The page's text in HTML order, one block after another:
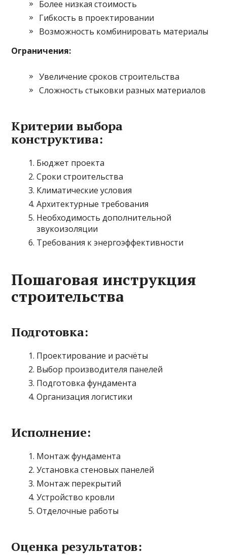
Более низкая стоимость
Гибкость в проектировании
Возможность комбинировать материалы
Ограничения:
Увеличение сроков строительства
Сложность стыковки разных материалов
Критерии выбора
конструктива:
Бюджет проекта
Сроки строительства
Климатические условия
Архитектурные требования
Необходимость дополнительной
звукоизоляции
Требования к энергоэффективности
Пошаговая инструкция
строительства
Подготовка:
Проектирование и расчёты
Выбор производителя панелей
Подготовка фундамента
Организация логистики
Исполнение:
Монтаж фундамента
Установка стеновых панелей
Монтаж перекрытий
Устройство кровли
Отделочные работы
Оценка результатов: